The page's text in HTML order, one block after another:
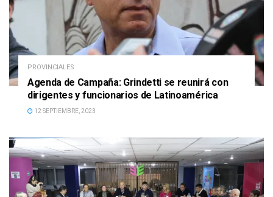
PROVINCIALES
Agenda de Campaña: Grindetti se reunirá con
dirigentes y funcionarios de Latinoamérica
12 SEPTIEMBRE, 2023